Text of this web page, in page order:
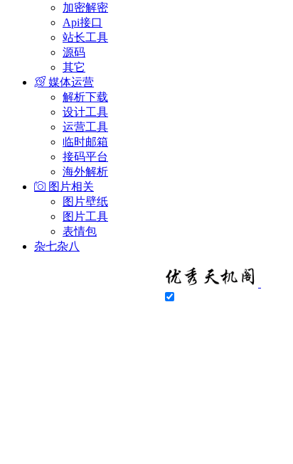
加密解密
Api接口
站长工具
源码
其它
媒体运营
解析下载
设计工具
运营工具
临时邮箱
接码平台
海外解析
图片相关
图片壁纸
图片工具
表情包
杂七杂八